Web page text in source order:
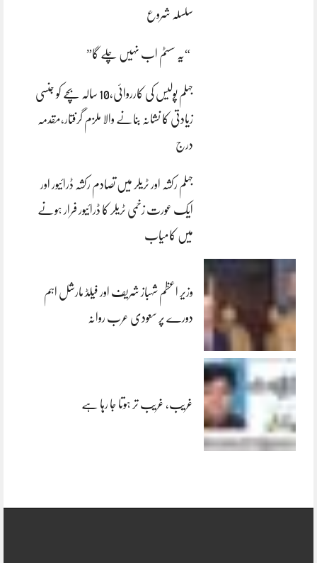
سلسلہ شروع
“یہ سسٹم اب نہیں چلے گا”
جہلم پولیس کی کارروائی،10 سالہ بچے کو جنسی
زیادتی کا نشانہ بنانے والا ملزم گرفتار،مقدمہ
درج
جہلم رکشہ اور ٹریلر میں تصادم رکشہ ڈرائیور اور
ایک عورت زخمی ٹریلر کا ڈرائیور فرار ہونے
میں کامیاب
وزیر اعظم شہباز شریف اور فیلڈ مارشل اہم
دورے پر سعودی عرب روانہ
غریب، غریب تر ہوتا جا رہا ہے